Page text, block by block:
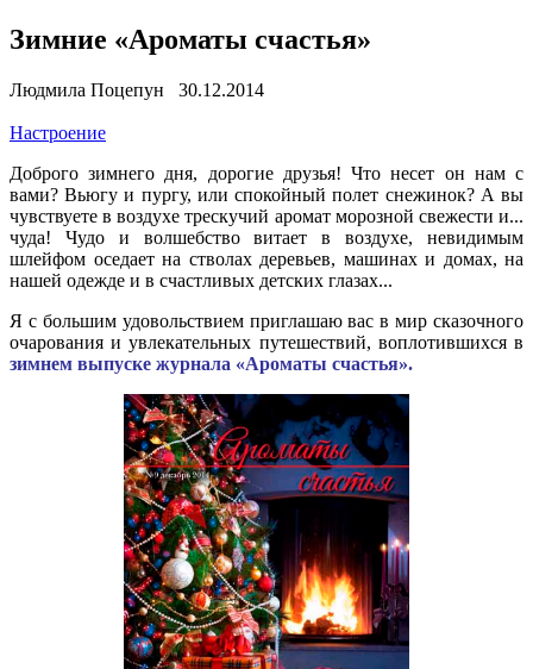
Зимние «Ароматы счастья»
Людмила Поцепун 30.12.2014
Настроение
Доброго зимнего дня, дорогие друзья! Что несет он нам с
вами? Вьюгу и пургу, или спокойный полет снежинок? А вы
чувствуете в воздухе трескучий аромат морозной свежести и...
чуда! Чудо и волшебство витает в воздухе, невидимым
шлейфом оседает на стволах деревьев, машинах и домах, на
нашей одежде и в счастливых детских глазах...
Я с большим удовольствием приглашаю вас в мир сказочного
очарования и увлекательных путешествий, воплотившихся в
зимнем выпуске журнала «Ароматы счастья».